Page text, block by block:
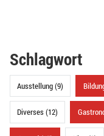
Schlagwort
Ausstellung (9)
Diverses (12)